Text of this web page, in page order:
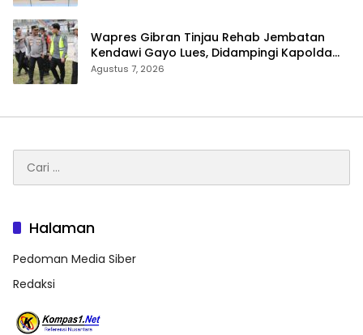
Wapres Gibran Tinjau Rehab Jembatan
Kendawi Gayo Lues, Didampingi Kapolda
Aceh
Agustus 7, 2026
untuk:
Halaman
Pedoman Media Siber
Redaksi